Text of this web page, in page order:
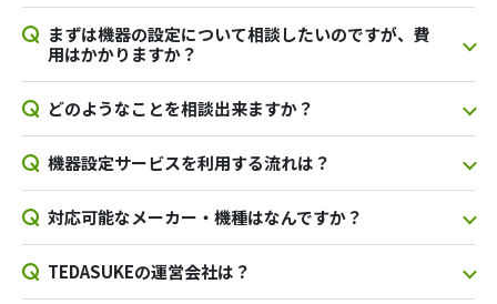
まずは機器の設定について相談したいのですが、費
用はかかりますか？
どのようなことを相談出来ますか？
機器設定サービスを利用する流れは？
対応可能なメーカー・機種はなんですか？
TEDASUKEの運営会社は？